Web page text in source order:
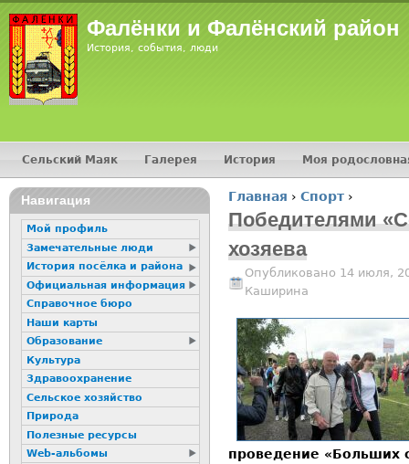
Фалёнки и Фалёнский район
История, события, люди
Вы здесь
Главная › Спорт ›
Победителями
хозяева
Опубликовано 14 июля,
Каширина
проведение «Больших
Главное меню
Сельский Маяк Галерея История Моя
16+
Навигация
Мой профиль
Замечательные люди
История посёлка и района
Официальная информация
Справочное бюро
Наши карты
Образование
Культура
Здравоохранение
Сельское хозяйство
Природа
Полезные ресурсы
Web-альбомы